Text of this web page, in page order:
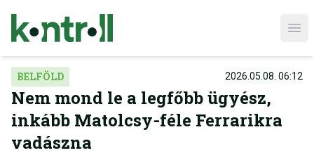
BELFÖLD 2026.05.08. 06:12
Nem mond le a legfőbb ügyész,
inkább Matolcsy-féle Ferrarikra
vadászna